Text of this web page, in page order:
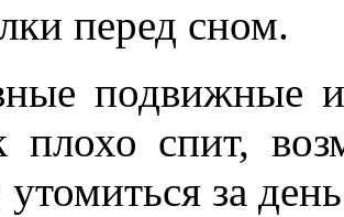
перед сном.
подвижные
плохо спит,
за